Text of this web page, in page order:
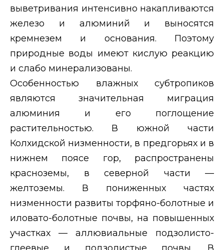
выветривания интенсивно накапливаются
железо и алюминий и выносятся
кремнезем и основания. Поэтому
природные воды имеют кислую реакцию
и слабо минерализованы.
Особенностью влажных субтропиков
являются значительная миграция
алюминия и его поглощение
растительностью. В южной части
Колхидской низменности, в предгорьях и в
нижнем поясе гор, распространены
красноземы, в северной части —
желтоземы. В пониженных частях
низменности развиты торфяно-болотные и
иловато-болотные почвы, на повышенных
участках — аллювиальные подзолисто-